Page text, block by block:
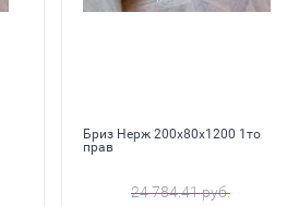
Бриз Нерж 200x80x1200 1то
прав
24 784.41руб.